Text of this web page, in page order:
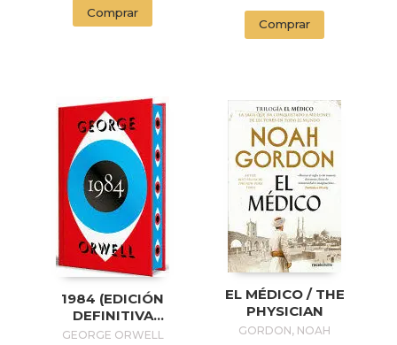
Comprar
Comprar
1984 (EDICIÓN
DEFINITIVA
AVALADA POR THE
GEORGE ORWELL
EL MÉDICO / THE
PHYSICIAN
GORDON, NOAH